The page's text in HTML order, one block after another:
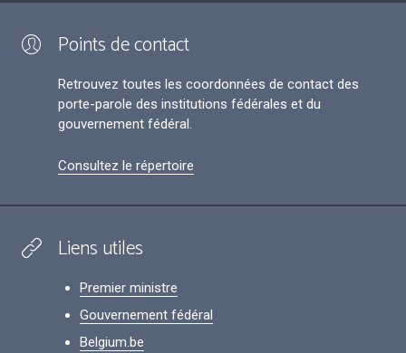
Points de contact
Retrouvez toutes les coordonnées de contact des
porte-parole des institutions fédérales et du
gouvernement fédéral.
Consultez le répertoire
Liens utiles
Premier ministre
Gouvernement fédéral
Belgium.be